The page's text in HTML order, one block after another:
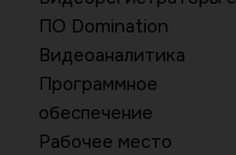
ПО Domination
Видеоаналитика
Программное
обеспечение
Рабочее место